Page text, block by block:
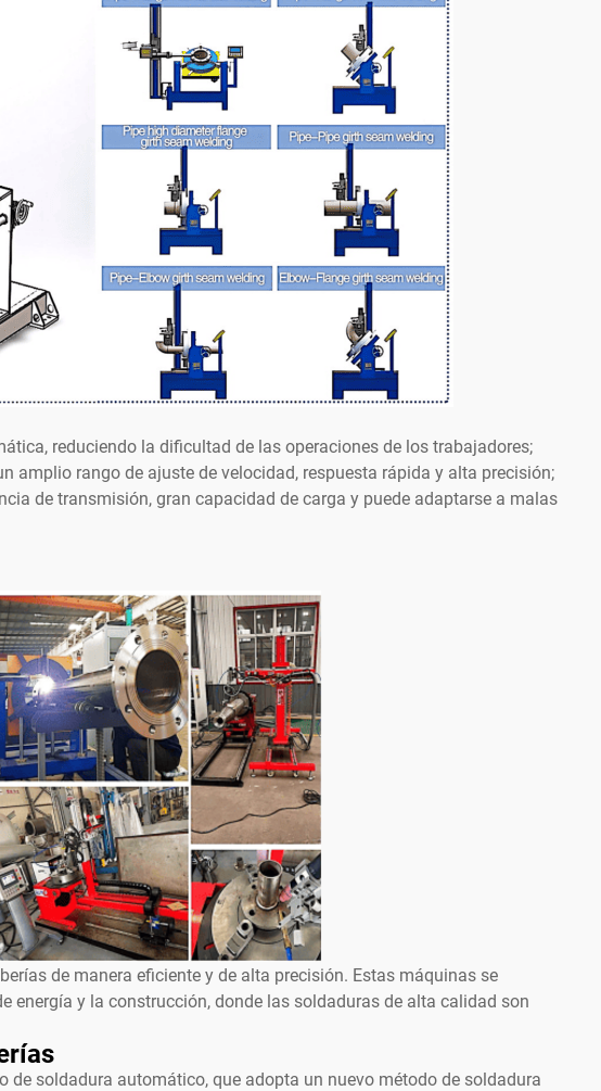
reduciendo la dificultad de las operaciones de los trabajadores;
amplio rango de ajuste de velocidad, respuesta rápida y alta precisión;
de transmisión, gran capacidad de carga y puede adaptarse a malas
de manera eficiente y de alta precisión. Estas máquinas se
energía y la construcción, donde las soldaduras de alta calidad son
de soldadura automático, que adopta un nuevo método de soldadura